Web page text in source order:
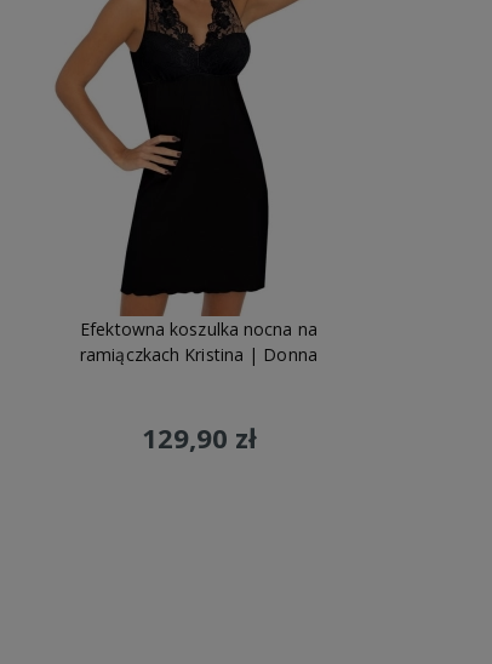
Efektowna koszulka nocna na
ramiączkach Kristina | Donna
129,90 zł